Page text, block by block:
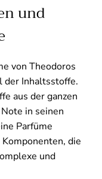
und
von Theodoros
der Inhaltsstoffe.
aus der ganzen
in seinen
Parfüme
die
und